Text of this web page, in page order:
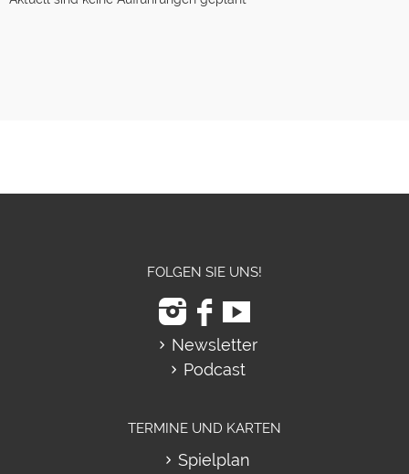
FOLGEN SIE UNS!
Newsletter
Podcast
TERMINE UND KARTEN
Spielplan